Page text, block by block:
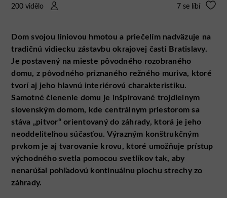
200 vidělo 7 se líbí
Dom svojou líniovou hmotou a priečelím nadväzuje na
tradičnú vidiecku zástavbu okrajovej časti Bratislavy.
Je postavený na mieste pôvodného rozobraného
domu, z pôvodného priznaného režného muriva, ktoré
tvorí aj jeho hlavnú interiérovú charakteristiku.
Samotné členenie domu je inšpirované trojdielnym
slovenským domom, kde centrálnym priestorom sa
stáva „pitvor“ orientovaný do záhrady, ktorá je jeho
neoddeliteľnou súčasťou. Výrazným konštrukčným
prvkom je aj tvarovanie krovu, ktoré umožňuje prístup
východného svetla pomocou svetlíkov tak, aby
nenarúšal pohľadovú kontinuálnu plochu strechy zo
záhrady.